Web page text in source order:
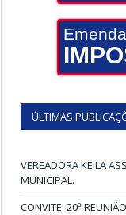
ÚLTIMAS
VEREADORA KEILA
MUNICIPAL.
CONVITE: 20ª